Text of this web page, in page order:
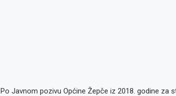
Po Javnom pozivu Općine Žepče iz 2018. godine za